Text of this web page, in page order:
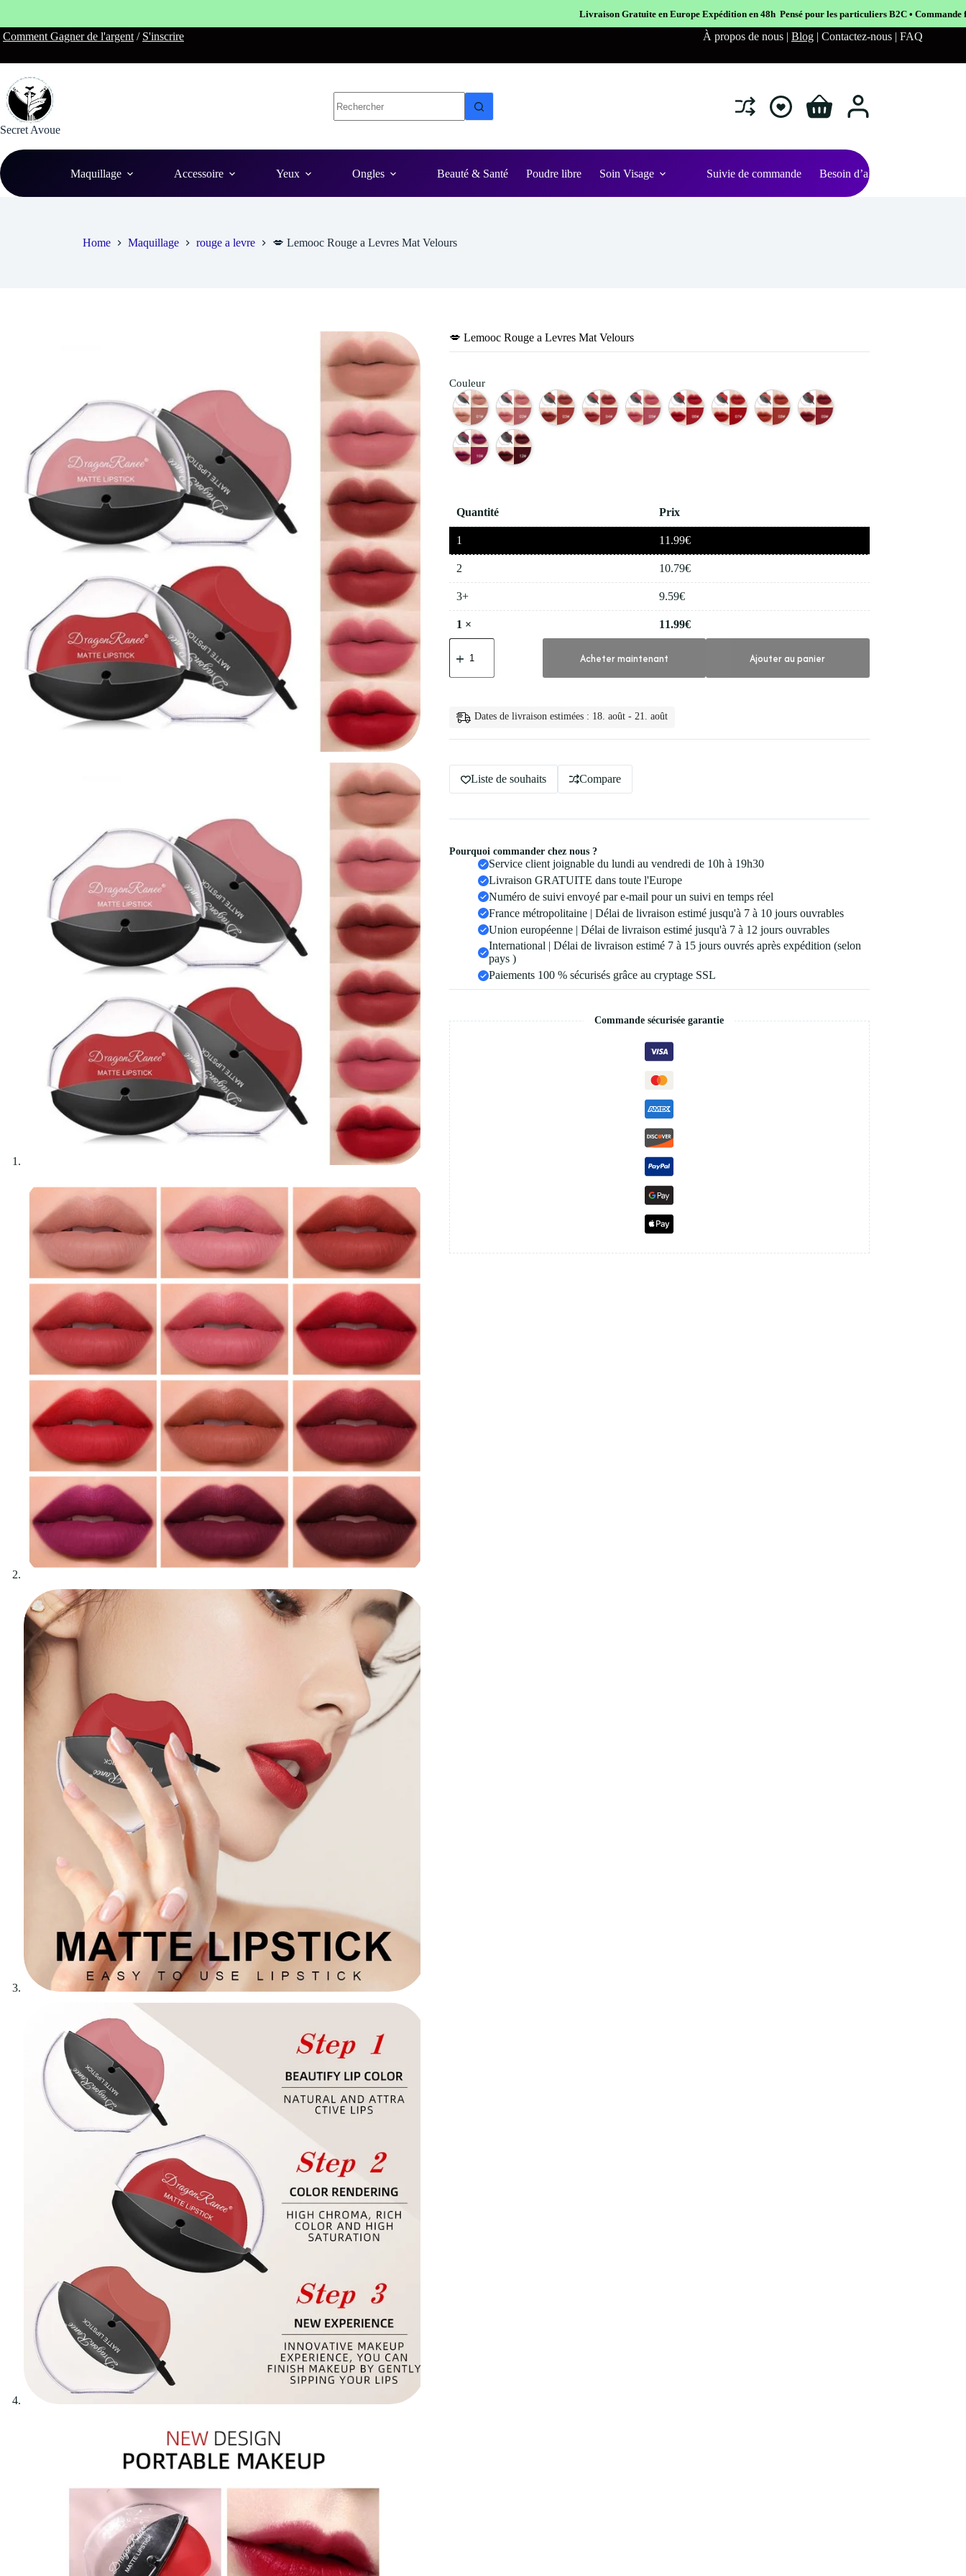
Livraison Gratuite en EuropeExpédition en 48h Pensé pour les particuliers B2C • Commande facile et sécurisé
Skip
to
Comment Gagner de l'argent / S'inscrire À propos de nous | Blog | Contactez-nous | FAQ
Secret Avoue
Shopping
Maquillage Accessoire Yeux Ongles Beauté & Santé Poudre libre Soin Visage Suivie de commande Besoin d’aide ?
Home Maquillage rouge a levre 💋 Lemooc Rouge a Levres Mat Velours
💋 Lemooc Rouge a Levres Mat Velours
Couleur
Quantité Prix
1 11.99€
2 10.79€
3+ 9.59€
1 × 11.99€
quantité
de
Lemooc
Levres
Velours
Acheter maintenant Ajouter au panier
Dates de livraison estimées : 18. août - 21. août
Liste de souhaits Compare
Pourquoi commander chez nous ?
Service client joignable du lundi au vendredi de 10h à 19h30
Livraison GRATUITE dans toute l'Europe
Numéro de suivi envoyé par e-mail pour un suivi en temps réel
France métropolitaine | Délai de livraison estimé jusqu'à 7 à 10 jours ouvrables
Union européenne | Délai de livraison estimé jusqu'à 7 à 12 jours ouvrables
International | Délai de livraison estimé 7 à 15 jours ouvrés après expédition (selon
pays )
Paiements 100 % sécurisés grâce au cryptage SSL
Commande sécurisée garantie